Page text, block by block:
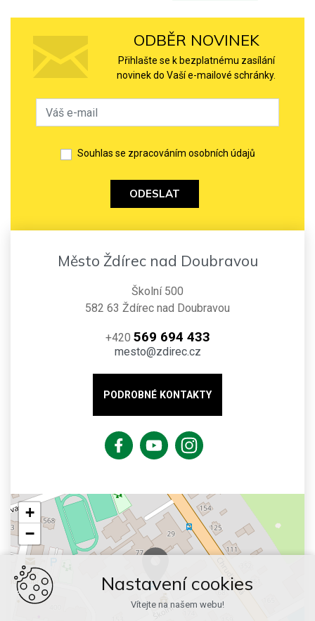
ODBĚR NOVINEK
Přihlašte se k bezplatnému zasílání
novinek do Vaší e-mailové schránky.
Souhlas se zpracováním osobních údajů
ODESLAT
Město Ždírec nad Doubravou
Školní 500
582 63 Ždírec nad Doubravou
+420 569 694 433
mesto@zdirec.cz
PODROBNÉ KONTAKTY
+
−
Nastavení cookies
Vítejte na našem webu!